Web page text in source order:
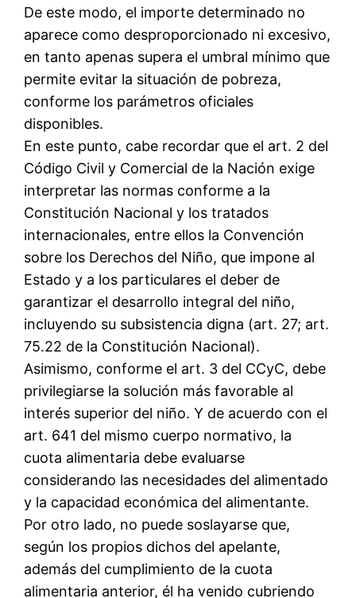
De este modo, el importe determinado no
aparece como desproporcionado ni excesivo,
en tanto apenas supera el umbral mínimo que
permite evitar la situación de pobreza,
conforme los parámetros oficiales
disponibles.
En este punto, cabe recordar que el art. 2 del
Código Civil y Comercial de la Nación exige
interpretar las normas conforme a la
Constitución Nacional y los tratados
internacionales, entre ellos la Convención
sobre los Derechos del Niño, que impone al
Estado y a los particulares el deber de
garantizar el desarrollo integral del niño,
incluyendo su subsistencia digna (art. 27; art.
75.22 de la Constitución Nacional).
Asimismo, conforme el art. 3 del CCyC, debe
privilegiarse la solución más favorable al
interés superior del niño. Y de acuerdo con el
art. 641 del mismo cuerpo normativo, la
cuota alimentaria debe evaluarse
considerando las necesidades del alimentado
y la capacidad económica del alimentante.
Por otro lado, no puede soslayarse que,
según los propios dichos del apelante,
además del cumplimiento de la cuota
alimentaria anterior, él ha venido cubriendo